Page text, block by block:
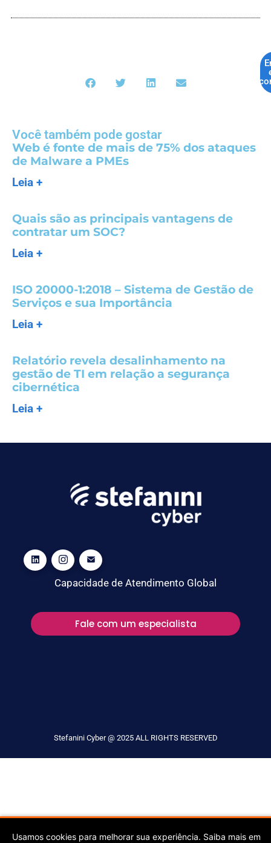
Você também pode gostar
Web é fonte de mais de 75% dos ataques
de Malware a PMEs
Leia +
Quais são as principais vantagens de
contratar um SOC?
Leia +
ISO 20000-1:2018 – Sistema de Gestão de
Serviços e sua Importância
Leia +
Relatório revela desalinhamento na
gestão de TI em relação a segurança
cibernética
Leia +
Capacidade de Atendimento Global
Fale com um especialista
Usamos cookies para melhorar sua experiência. Saiba mais em
Stefanini Cyber @ 2025 ALL RIGHTS RESERVED